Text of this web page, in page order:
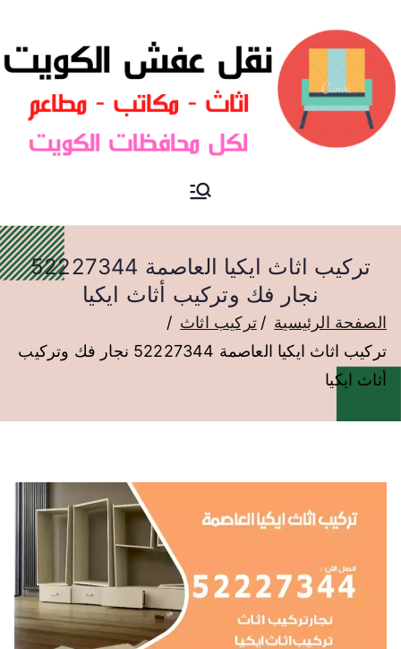
نقل عفش الكويت
تركيب اثاث ايكيا العاصمة 52227344
نجار فك وتركيب أثاث ايكيا
الصفحة الرئيسية
تركيب اثاث
تركيب اثاث ايكيا العاصمة 52227344 نجار فك وتركيب
أثاث ايكيا